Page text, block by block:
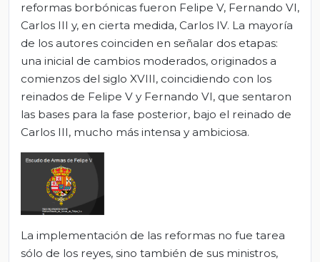
reformas borbónicas fueron Felipe V, Fernando VI,
Carlos III y, en cierta medida, Carlos IV. La mayoría
de los autores coinciden en señalar dos etapas:
una inicial de cambios moderados, originados a
comienzos del siglo XVIII, coincidiendo con los
reinados de Felipe V y Fernando VI, que sentaron
las bases para la fase posterior, bajo el reinado de
Carlos III, mucho más intensa y ambiciosa.
La implementación de las reformas no fue tarea
sólo de los reyes, sino también de sus ministros,